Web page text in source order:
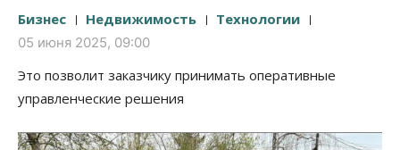
Бизнес Недвижимость Технологии
05 июня 2025, 09:00
Это позволит заказчику принимать оперативные
управленческие решения